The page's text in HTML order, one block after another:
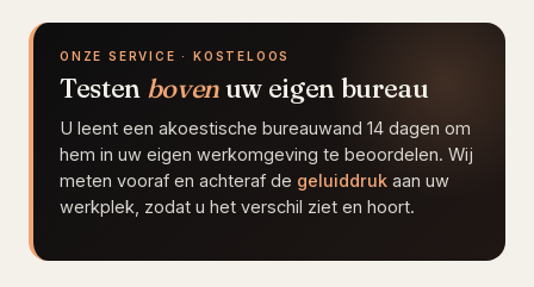
ONZE SERVICE · KOSTELOOS
Testen bovenuw eigen bureau
U leent een akoestische bureauwand 14 dagen om
hem in uw eigen werkomgeving te beoordelen. Wij
meten vooraf en achteraf de geluiddruk aan uw
werkplek, zodat u het verschil ziet en hoort.